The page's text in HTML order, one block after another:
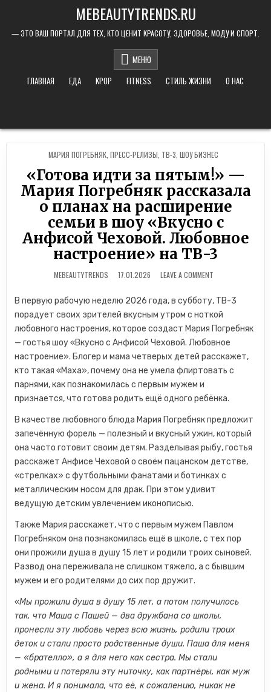
MEBEAUTYTRENDS.RU
— ЭТО ВАШ ПОРТАЛ ДЛЯ ТЕХ, КТО ЦЕНИТ КРАСОТУ, ЗДОРОВЬЕ, МОДУ И СПОРТ.
МЕНЮ
ГЛАВНАЯ
ЕДА KPOP FITNESS СТИЛЬ ЖИЗНИ О НАС
POSTED IN
МАРИЯ ПОГРЕБНЯК ПРЕСС-РЕЛИЗЫ ТВ-3 ШОУ БИЗНЕС
«Готова идти за пятым!» —
Мария Погребняк рассказала
о планах на расширение
семьи в шоу «Вкусно с
Анфисой Чеховой. Любовное
настроение» на ТВ-3
MEBEAUTYTRENDS 17.01.2026 LEAVE A COMMENTON «ГОТОВА
В первую рабочую неделю 2026 года, в субботу, ТВ-3
порадует своих зрителей вкусным утром с ноткой
любовного настроения, которое создаст Мария Погребняк
— гостья шоу «Вкусно с Анфисой Чеховой. Любовное
настроение». Блогер и мама четверых детей расскажет,
кто такая «Маха», почему она не умела флиртовать с
парнями, как познакомилась с первым мужем и
признается, что готова родить ещё одного ребёнка.
В качестве любовного блюда Мария Погребняк предложит
запечённую форель — полезный и вкусный ужин, который
она часто готовит своим детям. Разделывая рыбу, гостья
расскажет Анфисе Чеховой о своём пацанском детстве,
«стрелках» с футбольными фанатами и ботинках с
металлическим носом для драк. При этом удивит
ведущую детским увлечением иконописью.
Также Мария расскажет, что с первым мужем Павлом
Погребняком она познакомилась ещё в школе, с тех пор
они прожили душа в душу 15 лет и родили троих сыновей.
Развод она переживала не слишком тяжело, а с бывшим
мужем и его родителями до сих пор дружит.
«Мы прожили душа в душу 15 лет, а потом получилось
так, что Маша с Пашей — два дружбана со школы,
пронесли эту любовь через всю жизнь, родили троих
деток и стали просто родственные души. Паша для меня
— «брателло», а я для него как сестра. Мы стали
родными и потеряли эту ниточку, как партнёры, как муж
и жена. И я понимала, что её, к сожалению, никак не